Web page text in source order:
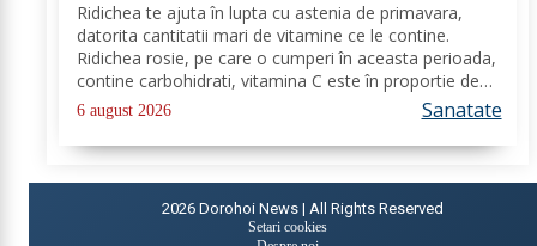
Ridichea te ajuta în lupta cu astenia de primavara,
datorita cantitatii mari de vitamine ce le contine.
Ridichea rosie, pe care o cumperi în aceasta perioada,
contine carbohidrati, vitamina C este în proportie de
25%, vitamina B, acid folic, potasiu, magneziu si multe
alte componente ce-ti sunt de...
6 august 2026 Sanatate
2026 Dorohoi News | All Rights Reserved
Setari cookies